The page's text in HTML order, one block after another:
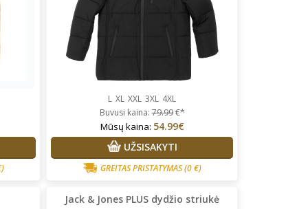
L XL XXL 3XL 4XL
Buvusi kaina:79.99€*
Mūsų kaina: 54.99€
UŽSISAKYTI
GREITAS PRISTATYMAS(0 €)
Jack & Jones PLUS dydžio striukė